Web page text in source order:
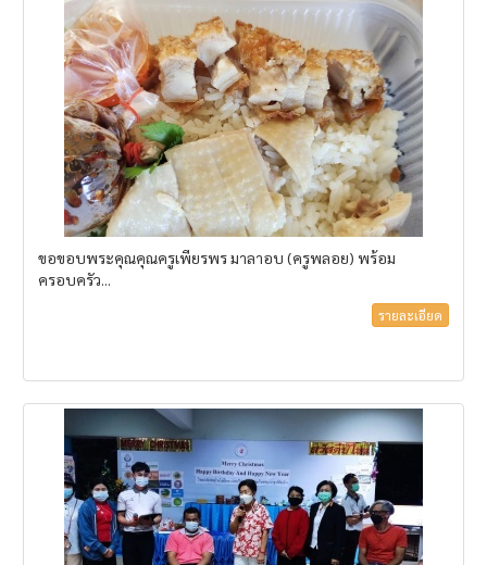
ขอขอบพระคุณคุณครูเพียรพร มาลาอบ (ครูพลอย) พร้อม
ครอบครัว...
รายละเอียด